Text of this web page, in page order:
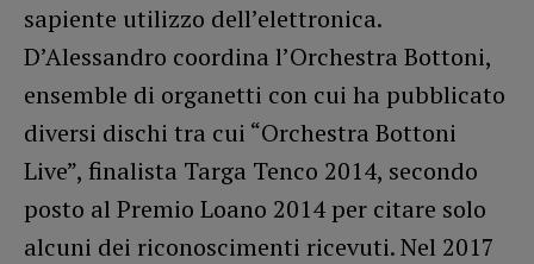
sapiente utilizzo dell’elettronica.
D’Alessandro coordina l’Orchestra Bottoni,
ensemble di organetti con cui ha pubblicato
diversi dischi tra cui “Orchestra Bottoni
Live”, finalista Targa Tenco 2014, secondo
posto al Premio Loano 2014 per citare solo
alcuni dei riconoscimenti ricevuti. Nel 2017